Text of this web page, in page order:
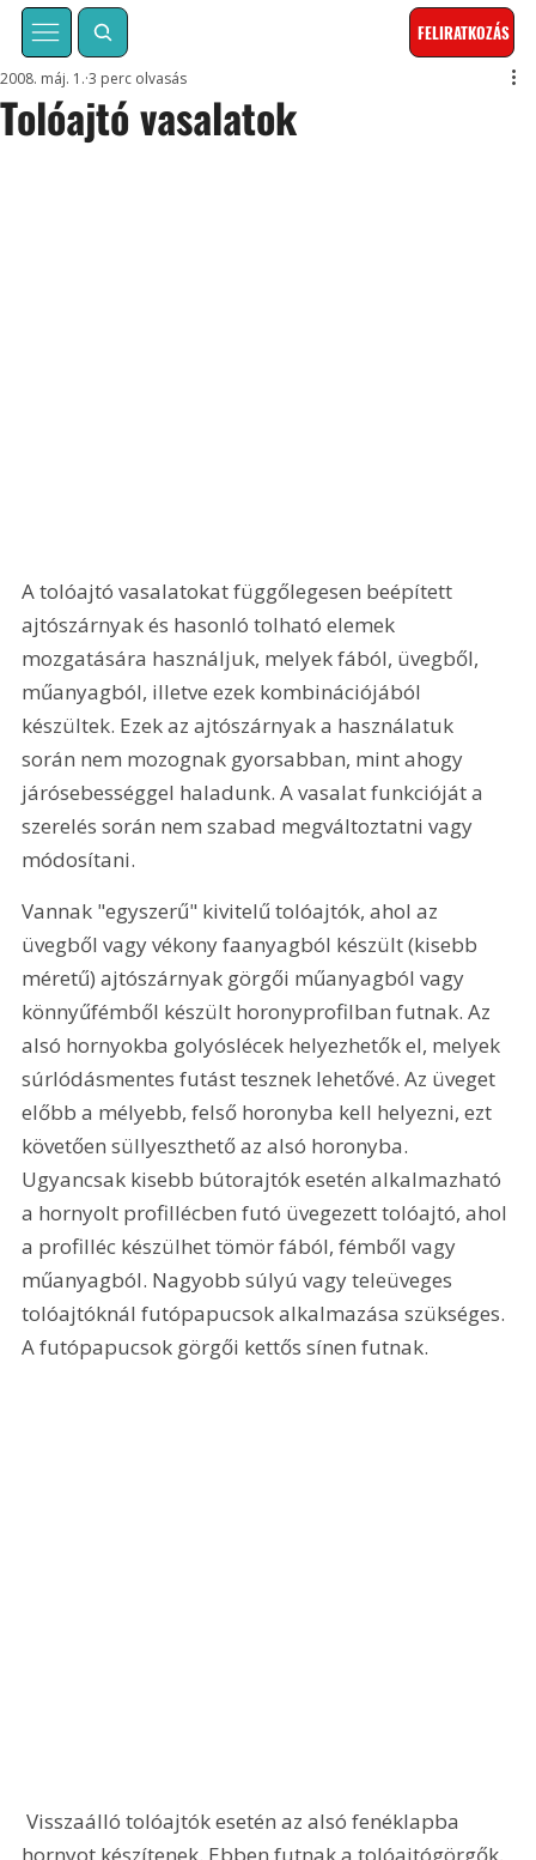
FELIRATKOZÁS
Tolóajtó vasalatok
2008. máj. 1. 3 perc olvasás
A tolóajtó vasalatokat függőlegesen beépített
ajtószárnyak és hasonló tolható elemek
mozgatására használjuk, melyek fából, üvegből,
műanyagból, illetve ezek kombinációjából
készültek. Ezek az ajtószárnyak a használatuk
során nem mozognak gyorsabban, mint ahogy
járósebességgel haladunk. A vasalat funkcióját a
szerelés során nem szabad megváltoztatni vagy
módosítani.
Vannak "egyszerű" kivitelű tolóajtók, ahol az
üvegből vagy vékony faanyagból készült (kisebb
méretű) ajtószárnyak görgői műanyagból vagy
könnyűfémből készült horonyprofilban futnak. Az
alsó hornyokba golyóslécek helyezhetők el, melyek
súrlódásmentes futást tesznek lehetővé. Az üveget
előbb a mélyebb, felső horonyba kell helyezni, ezt
követően süllyeszthető az alsó horonyba.
Ugyancsak kisebb bútorajtók esetén alkalmazható
a hornyolt profillécben futó üvegezett tolóajtó, ahol
a profilléc készülhet tömör fából, fémből vagy
műanyagból. Nagyobb súlyú vagy teleüveges
tolóajtóknál futópapucsok alkalmazása szükséges.
A futópapucsok görgői kettős sínen futnak.
Visszaálló tolóajtók esetén az alsó fenéklapba
hornyot készítenek. Ebben futnak a tolóajtógörgők,